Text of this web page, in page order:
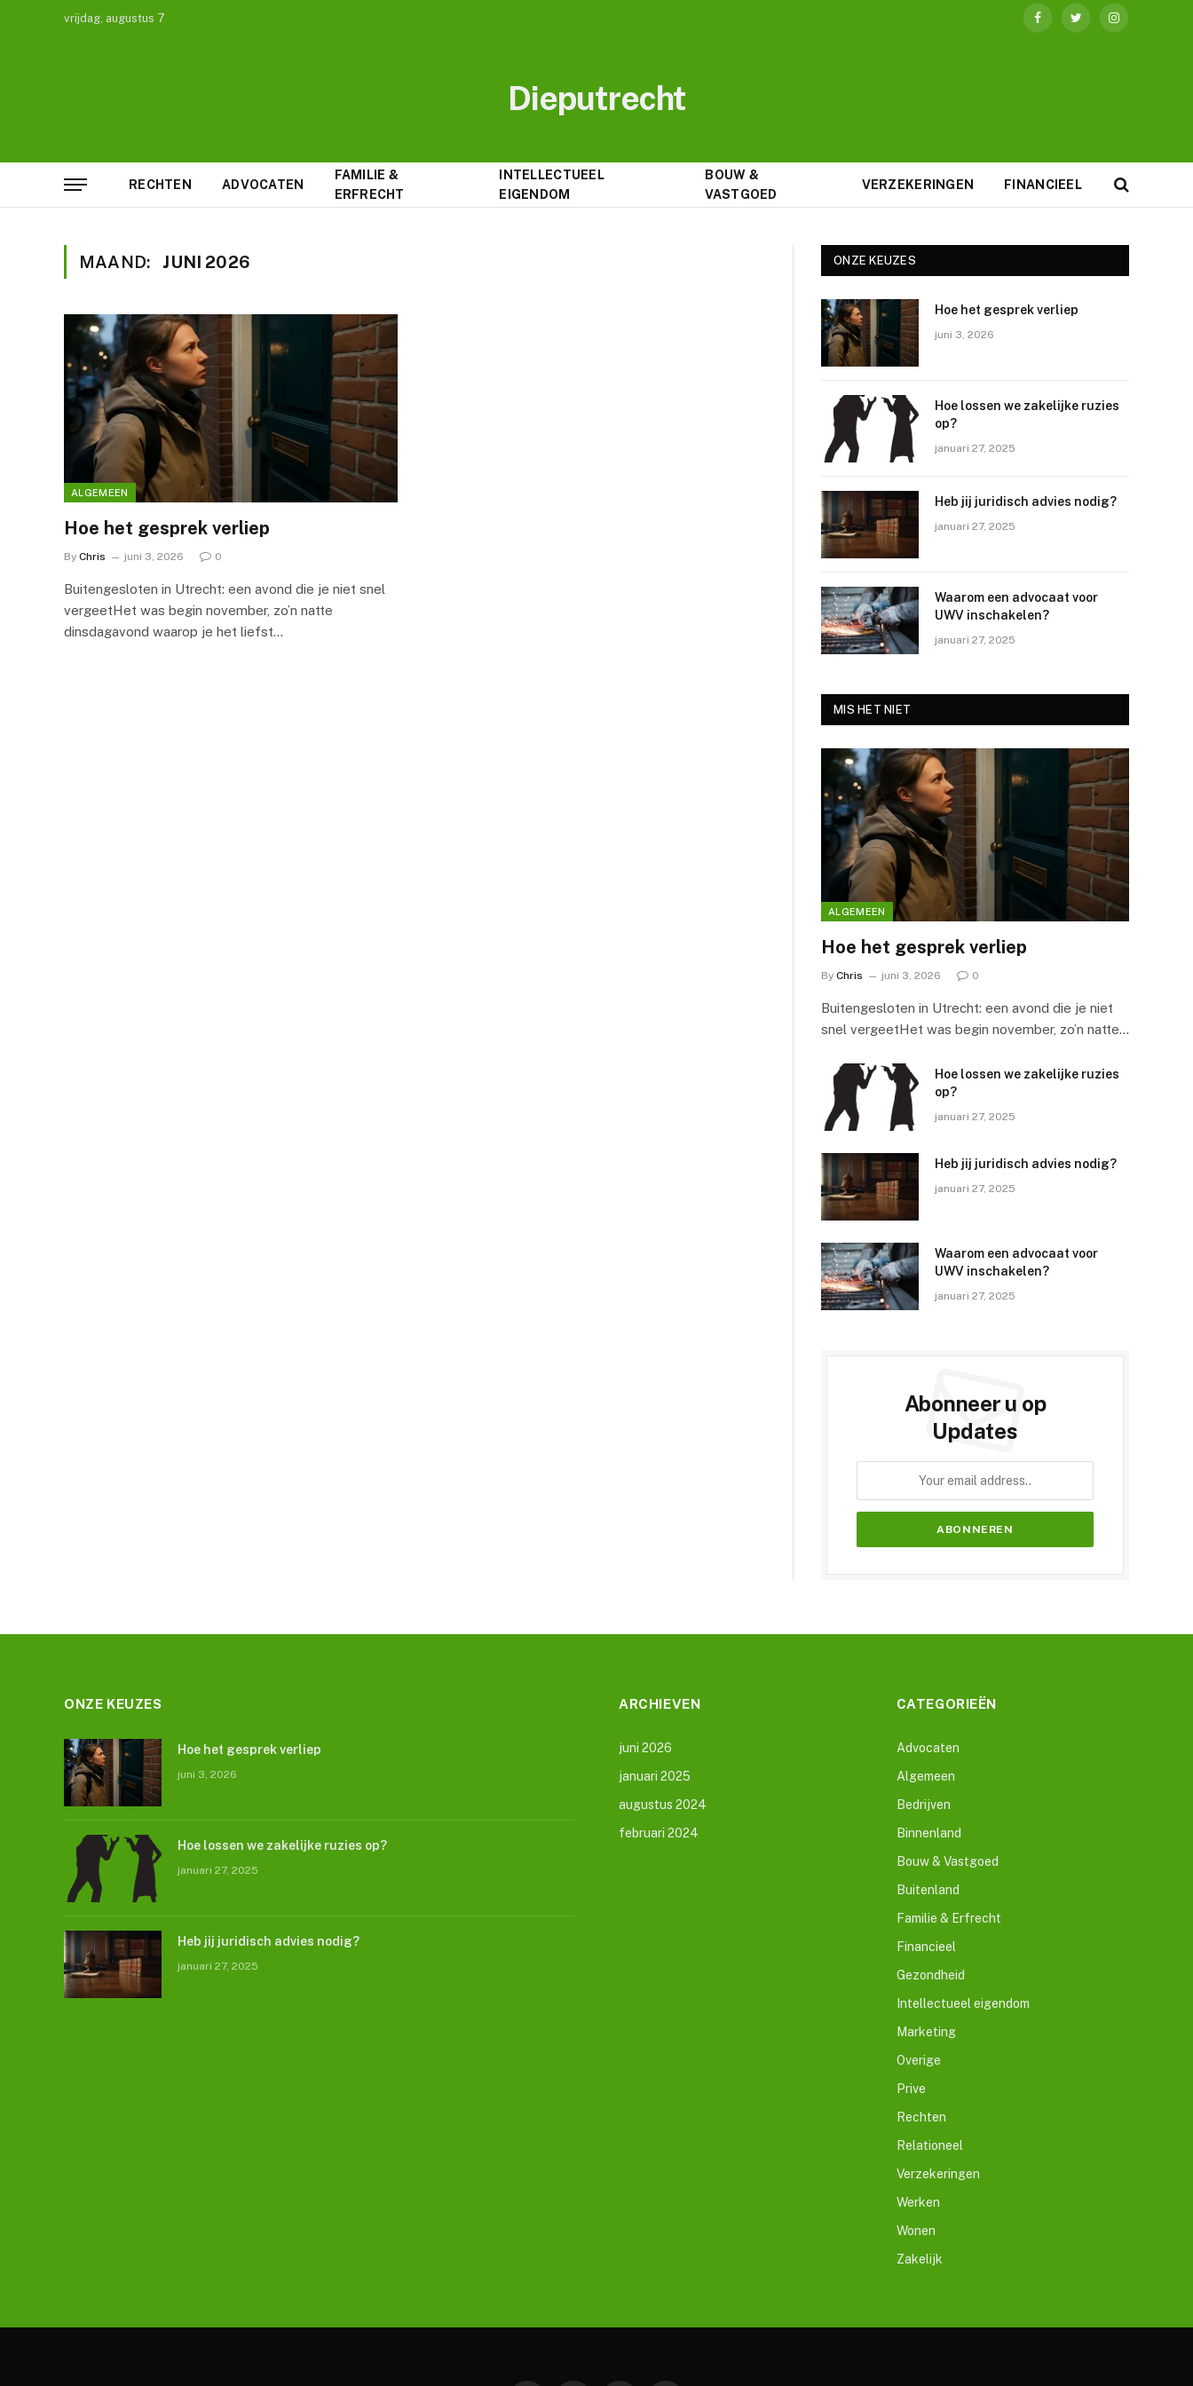
vrijdag, augustus 7
FacebookTwitterInstagram
Dieputrecht
RECHTEN ADVOCATEN
FAMILIE &
ERFRECHT
INTELLECTUEEL
EIGENDOM
BOUW &
VASTGOED
VERZEKERINGEN FINANCIEEL
MAAND: JUNI 2026
ALGEMEEN
Hoe het gesprek verliep
By Chris juni 3, 2026 0
Buitengesloten in Utrecht: een avond die je niet snel
vergeetHet was begin november, zo’n natte
dinsdagavond waarop je het liefst…
ONZE KEUZES
Hoe het gesprek verliep
juni 3, 2026
Hoe lossen we zakelijke ruzies
op?
januari 27, 2025
Heb jij juridisch advies nodig?
januari 27, 2025
Waarom een advocaat voor
UWV inschakelen?
januari 27, 2025
MIS HET NIET
ALGEMEEN
Hoe het gesprek verliep
By Chris juni 3, 2026 0
Buitengesloten in Utrecht: een avond die je niet
snel vergeetHet was begin november, zo’n natte…
Hoe lossen we zakelijke ruzies
op?
januari 27, 2025
Heb jij juridisch advies nodig?
januari 27, 2025
Waarom een advocaat voor
UWV inschakelen?
januari 27, 2025
Abonneer u op
Updates
ONZE KEUZES
Hoe het gesprek verliep
juni 3, 2026
Hoe lossen we zakelijke ruzies op?
januari 27, 2025
Heb jij juridisch advies nodig?
januari 27, 2025
ARCHIEVEN
juni 2026
januari 2025
augustus 2024
februari 2024
CATEGORIEËN
Advocaten
Algemeen
Bedrijven
Binnenland
Bouw & Vastgoed
Buitenland
Familie & Erfrecht
Financieel
Gezondheid
Intellectueel eigendom
Marketing
Overige
Prive
Rechten
Relationeel
Verzekeringen
Werken
Wonen
Zakelijk